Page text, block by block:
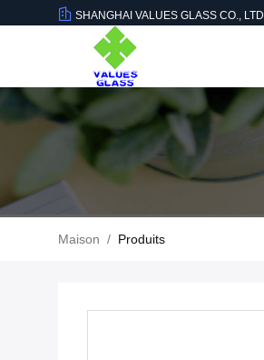
SHANGHAI VALUES GLASS CO., LTD
Maison / Produits